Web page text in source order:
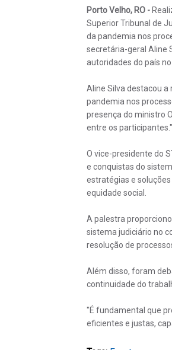
Porto Velho, RO -
Superior Tribunal de
da pandemia nos
secretária-geral Aline
autoridades do país no
Aline Silva destacou
pandemia nos
presença do ministro
entre os participantes."
O vice-presidente do
e conquistas do
estratégias e
equidade social.
A palestra
sistema judiciário no
resolução de
Além disso, foram
continuidade do
"É fundamental que
eficientes e justas,